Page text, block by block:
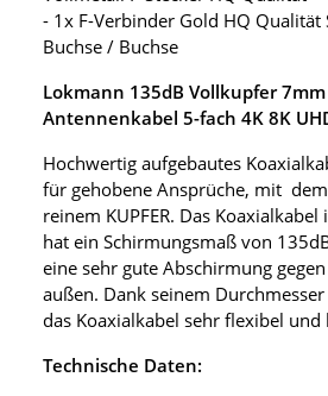
- 1x F-Verbinder Gold HQ Qualität
Buchse / Buchse
Lokmann 135dB Vollkupfer 7mm
Antennenkabel 5-fach 4K 8K
Hochwertig aufgebautes
für gehobene Ansprüche, mit
reinem KUPFER. Das
hat ein Schirmungsmaß von
eine sehr gute Abschirmung
außen. Dank seinem
das Koaxialkabel sehr flexibel und
Technische Daten: